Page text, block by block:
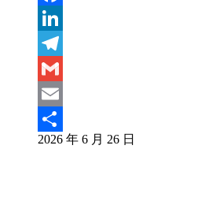
Facebook
LinkedIn
Telegram
Gmail
Email
分
2026 年 6 月 26 日